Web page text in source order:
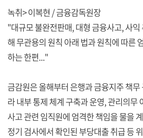
녹취> 이복현 / 금융감독원장
"대규모 불완전판매, 대형 금융사고, 사익
해 무관용의 원칙 아래 법과 원칙에 따른
하는 한편..."
금감원은 올해부터 은행과 금융지주 책
라 내부 통제 체계 구축과 운영, 관리의무
사고 관련 임직원에 엄격한 책임을 물을
정기 검사에서 확인된 부당대출 취급 등